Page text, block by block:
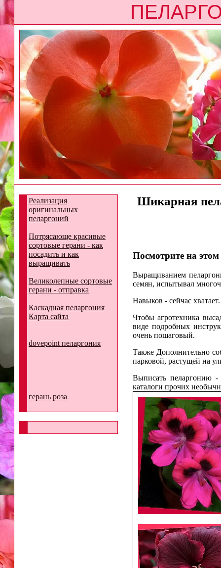
Реализация
оригинальных
пеларгоний
Потрясающе красивые
сортовые герани - как
посадить и как
выращивать
Великолепные сортовые
герани - отправка
Каскадная пеларгония
Карта сайта
dovepoint пеларгония
герань роза
Шикарная
Посмотрите на этом
Выращиванием
семян, испытывал
Навыков - сейчас
Чтобы агротехника
виде подробных
очень пошаговый.
Также Дополнительно
парковой, растущей на
Выписать пеларгонию
каталоги прочих